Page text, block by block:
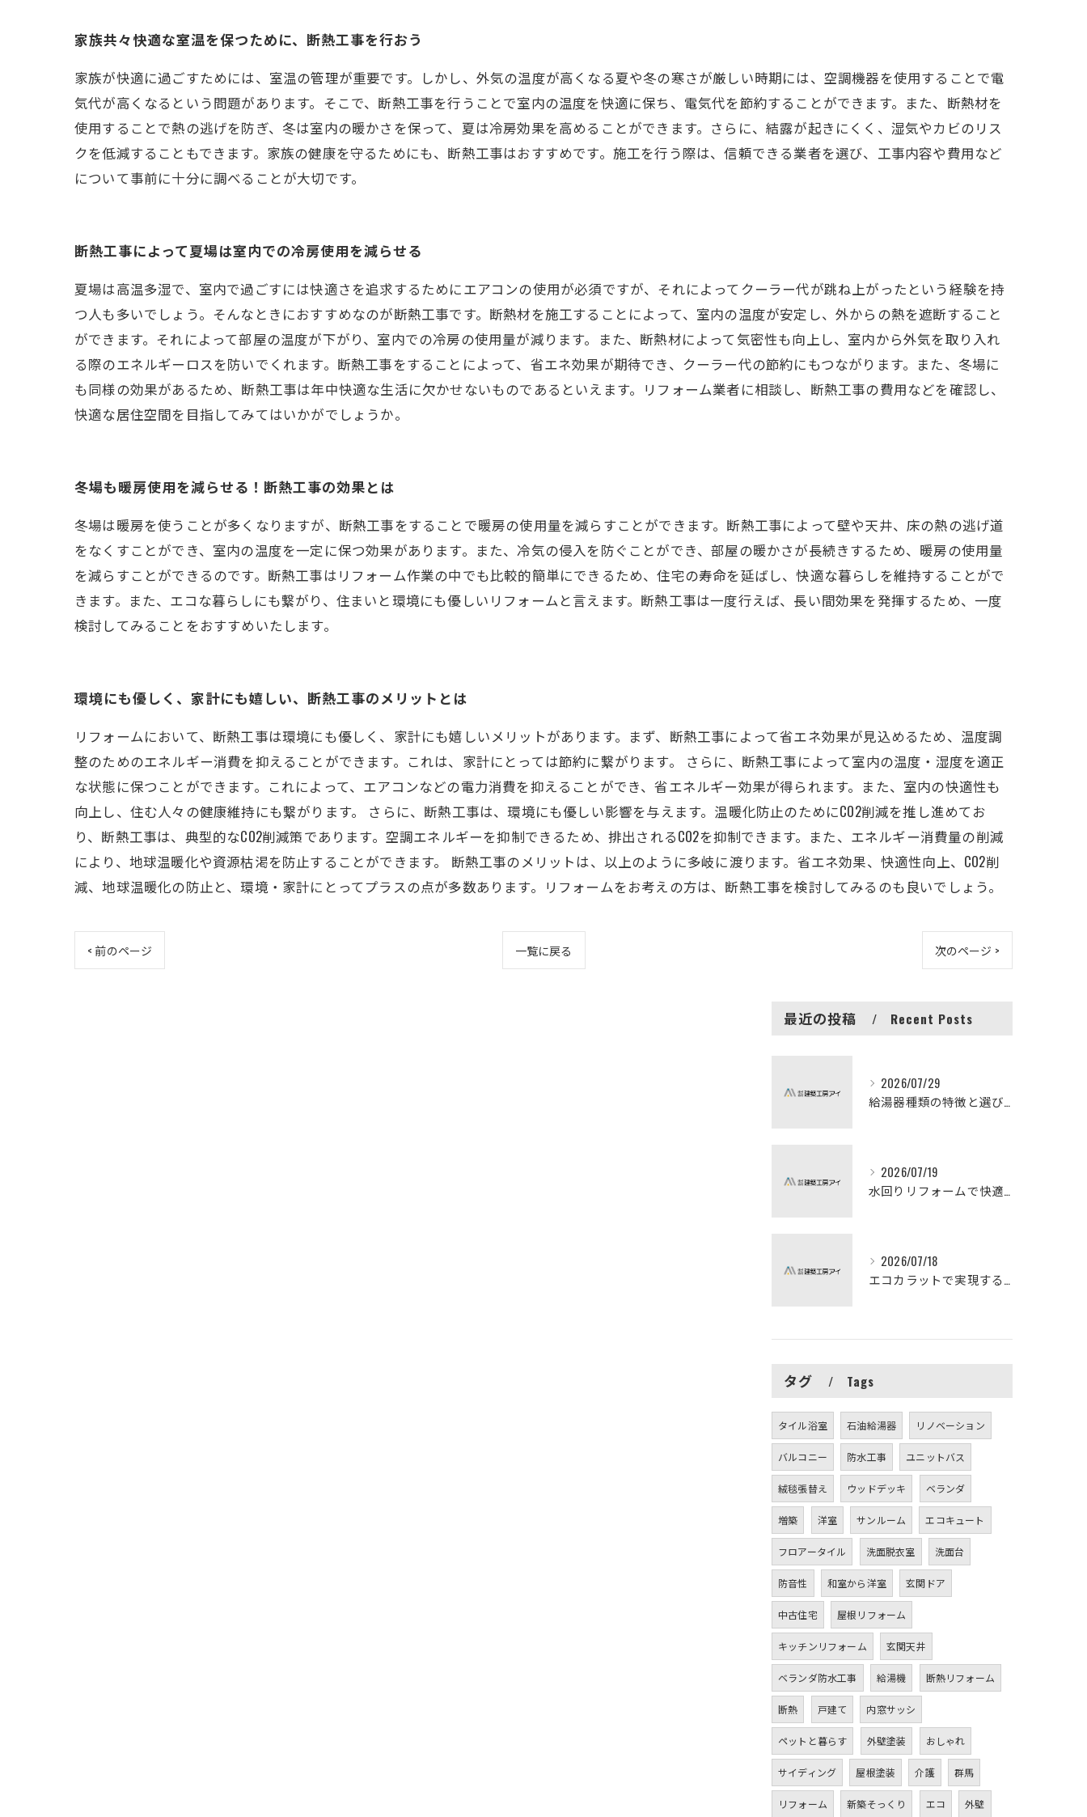
家族共々快適な室温を保つために、断熱工事を行おう
家族が快適に過ごすためには、室温の管理が重要です。しかし、外気の温度が高くなる夏や冬の寒さが厳しい時期には、空調機器を使用することで電
気代が高くなるという問題があります。そこで、断熱工事を行うことで室内の温度を快適に保ち、電気代を節約することができます。また、断熱材を
使用することで熱の逃げを防ぎ、冬は室内の暖かさを保って、夏は冷房効果を高めることができます。さらに、結露が起きにくく、湿気やカビのリス
クを低減することもできます。家族の健康を守るためにも、断熱工事はおすすめです。施工を行う際は、信頼できる業者を選び、工事内容や費用など
について事前に十分に調べることが大切です。
断熱工事によって夏場は室内での冷房使用を減らせる
夏場は高温多湿で、室内で過ごすには快適さを追求するためにエアコンの使用が必須ですが、それによってクーラー代が跳ね上がったという経験を持
つ人も多いでしょう。そんなときにおすすめなのが断熱工事です。断熱材を施工することによって、室内の温度が安定し、外からの熱を遮断すること
ができます。それによって部屋の温度が下がり、室内での冷房の使用量が減ります。また、断熱材によって気密性も向上し、室内から外気を取り入れ
る際のエネルギーロスを防いでくれます。断熱工事をすることによって、省エネ効果が期待でき、クーラー代の節約にもつながります。また、冬場に
も同様の効果があるため、断熱工事は年中快適な生活に欠かせないものであるといえます。リフォーム業者に相談し、断熱工事の費用などを確認し、
快適な居住空間を目指してみてはいかがでしょうか。
冬場も暖房使用を減らせる！断熱工事の効果とは
冬場は暖房を使うことが多くなりますが、断熱工事をすることで暖房の使用量を減らすことができます。断熱工事によって壁や天井、床の熱の逃げ道
をなくすことができ、室内の温度を一定に保つ効果があります。また、冷気の侵入を防ぐことができ、部屋の暖かさが長続きするため、暖房の使用量
を減らすことができるのです。断熱工事はリフォーム作業の中でも比較的簡単にできるため、住宅の寿命を延ばし、快適な暮らしを維持することがで
きます。また、エコな暮らしにも繋がり、住まいと環境にも優しいリフォームと言えます。断熱工事は一度行えば、長い間効果を発揮するため、一度
検討してみることをおすすめいたします。
環境にも優しく、家計にも嬉しい、断熱工事のメリットとは
リフォームにおいて、断熱工事は環境にも優しく、家計にも嬉しいメリットがあります。まず、断熱工事によって省エネ効果が見込めるため、温度調
整のためのエネルギー消費を抑えることができます。これは、家計にとっては節約に繋がります。 さらに、断熱工事によって室内の温度・湿度を適正
な状態に保つことができます。これによって、エアコンなどの電力消費を抑えることができ、省エネルギー効果が得られます。また、室内の快適性も
向上し、住む人々の健康維持にも繋がります。 さらに、断熱工事は、環境にも優しい影響を与えます。温暖化防止のためにCO2削減を推し進めてお
り、断熱工事は、典型的なCO2削減策であります。空調エネルギーを抑制できるため、排出されるCO2を抑制できます。また、エネルギー消費量の削減
により、地球温暖化や資源枯渇を防止することができます。 断熱工事のメリットは、以上のように多岐に渡ります。省エネ効果、快適性向上、CO2削
減、地球温暖化の防止と、環境・家計にとってプラスの点が多数あります。リフォームをお考えの方は、断熱工事を検討してみるのも良いでしょう。
< 前のページ 一覧に戻る 次のページ >
最近の投稿 Recent Posts
2026/07/29
給湯器種類の特徴と選び方ガイド
2026/07/19
水回りリフォームで快適な暮らしを実現する方法
2026/07/18
エコカラットで実現する快適リフォームの秘訣
タグ Tags
タイル浴室 石油給湯器 リノベーション
バルコニー 防水工事 ユニットバス
絨毯張替え ウッドデッキ ベランダ
増築 洋室 サンルーム エコキュート
フロアータイル 洗面脱衣室 洗面台
防音性 和室から洋室 玄関ドア
中古住宅 屋根リフォーム
キッチンリフォーム 玄関天井
ベランダ防水工事 給湯機 断熱リフォーム
断熱 戸建て 内窓サッシ
ペットと暮らす 外壁塗装 おしゃれ
サイディング 屋根塗装 介護 群馬
リフォーム 新築そっくり エコ 外壁